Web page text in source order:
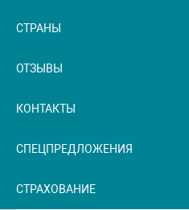
СТРАНЫ
ОТЗЫВЫ
КОНТАКТЫ
СПЕЦПРЕДЛОЖЕНИЯ
СТРАХОВАНИЕ